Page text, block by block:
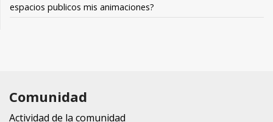
espacios publicos mis animaciones?
Comunidad
Actividad de la comunidad